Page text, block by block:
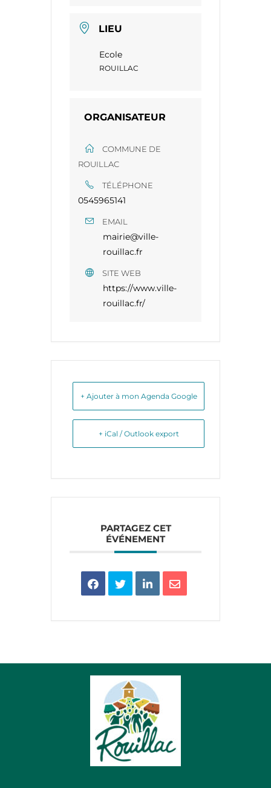
LIEU
Ecole
ROUILLAC
ORGANISATEUR
COMMUNE DE
ROUILLAC
TÉLÉPHONE
0545965141
EMAIL
mairie@ville-
rouillac.fr
SITE WEB
https://www.ville-
rouillac.fr/
+ Ajouter à mon Agenda Google
+ iCal / Outlook export
PARTAGEZ CET
ÉVÉNEMENT